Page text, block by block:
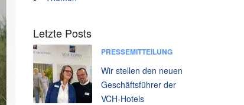
Letzte Posts
PRESSEMITTEILUNG
Wir stellen den neuen
Geschäftsführer der
VCH-Hotels